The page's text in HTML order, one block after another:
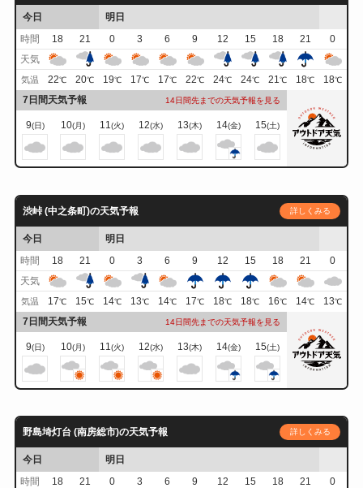
今日
明日
時間
18 21 0 3 6 9 12 15 18 21
0
天気
気温 22℃ 20℃ 19℃ 17℃ 17℃ 22℃ 24℃ 24℃ 21℃ 18℃ 18℃
7日間天気予報 14日間先までの天気予報を見る
9(日) 10(月) 11(火) 12(水) 13(木) 14(金) 15(土)
渋峠 (中之条町)の天気予報 詳しくみる
今日
明日
時間
18 21 0 3 6 9 12 15 18 21
0
天気
気温 17℃ 15℃ 14℃ 13℃ 14℃ 17℃ 18℃ 18℃ 16℃ 14℃ 13℃
7日間天気予報 14日間先までの天気予報を見る
9(日) 10(月) 11 (火) 12(水) 13(木) 14(金) 15(土)
野島埼灯台 (南房総市)の天気予報 詳しくみる
今日
明日
時間
18 21 0 3 6 9 12 15 18 21
0